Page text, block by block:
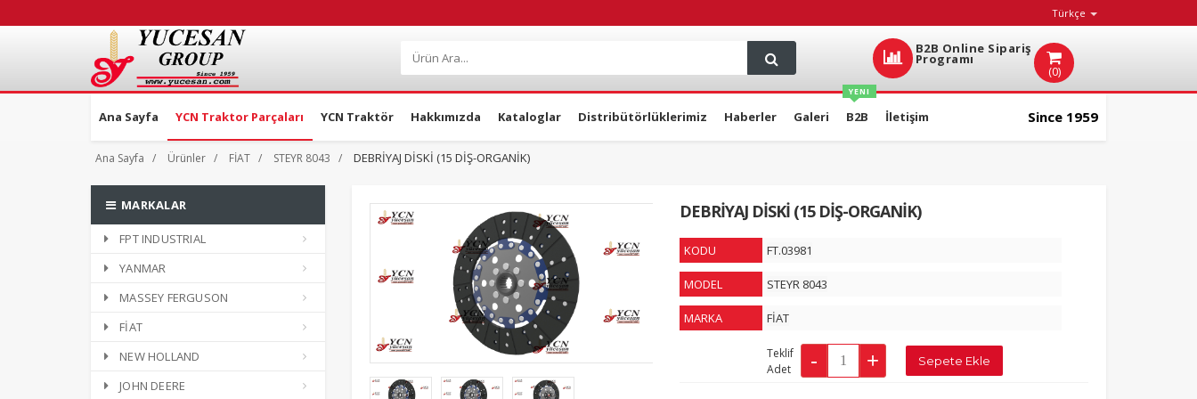
Türkçe
B2B Online Sipariş
Programı
(0)
Ana Sayfa YCN Traktor Parçaları YCN Traktör Hakkımızda Kataloglar Distribütörlüklerimiz Haberler Galeri B2B
YENI
İletişim Since 1959
Ana Sayfa Ürünler FİAT STEYR 8043 DEBRİYAJ DİSKİ (15 DİŞ-ORGANİK)
MARKALAR
FPT INDUSTRIAL
YANMAR
MASSEY FERGUSON
FİAT
NEW HOLLAND
JOHN DEERE
DEBRİYAJ DİSKİ (15 DİŞ-ORGANİK)
KODU FT.03981
MODEL STEYR 8043
MARKA FİAT
Teklif
Adet